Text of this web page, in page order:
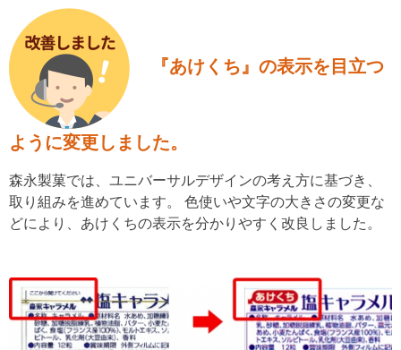
『あけくち』の表示を目立つ
ように変更しました。
森永製菓では、ユニバーサルデザインの考え方に基づき、
取り組みを進めています。 色使いや文字の大きさの変更な
どにより、あけくちの表示を分かりやすく改良しました。